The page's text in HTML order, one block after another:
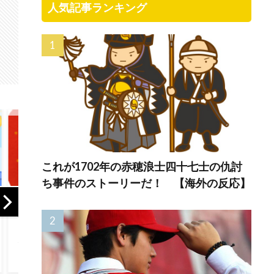
か！」日本に比べ
て超石器時代だっ
た英国に海外が大
わずらわしいコマ
ーシャルを黙らせ
られます」1955年
のテレビリモコン
には引き金が付い
ったぞ
頭打者
マル
打点も
人気記事ランキング
これが1702年の赤穂浪士四十七士の仇討
ち事件のストーリーだ！ 【海外の反応】